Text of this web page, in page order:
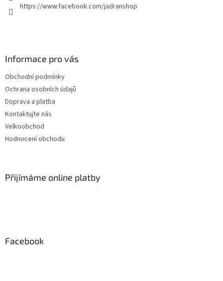
https://www.facebook.com/jadranshop
Informace pro vás
Obchodní podmínky
Ochrana osobních údajů
Doprava a platba
Kontaktujte nás
Velkoobchod
Hodnocení obchodu
Přijímáme online platby
Facebook